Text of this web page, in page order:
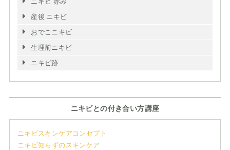
産後 ニキビ
おでこニキビ
生理前ニキビ
ニキビ跡
ニキビとの付き合い方講座
ニキビスキンケアコンセプト
ニキビ知らずのスキンケア